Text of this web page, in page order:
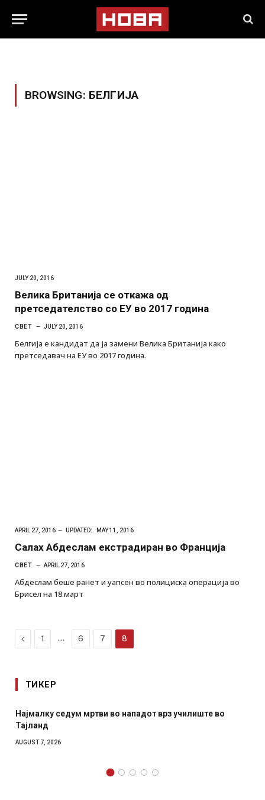
BROWSING: БЕЛГИЈА
JULY 20, 2016
Велика Британија се откажа од
претседателство со ЕУ во 2017 година
СВЕТ JULY 20, 2016
Белгија е кандидат да ја замени Велика Британија како
претседавач на ЕУ во 2017 година.
APRIL 27, 2016 UPDATED: MAY 11, 2016
Салах Абдеслам екстрадиран во Франција
СВЕТ APRIL 27, 2016
Абдеслам беше ранет и уапсен во полициска операција во
Брисел на 18.март
Previous
1 … 6 7 8
ТИКЕР
Најмалку седум мртви во нападот врз училиште во
Тајланд
AUGUST 7, 2026